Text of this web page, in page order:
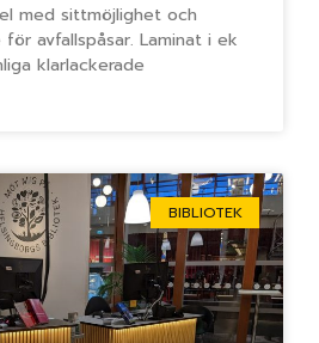
med sittmöjlighet och
avfallspåsar. Laminat i ek
klarlackerade
BIBLIOTEK